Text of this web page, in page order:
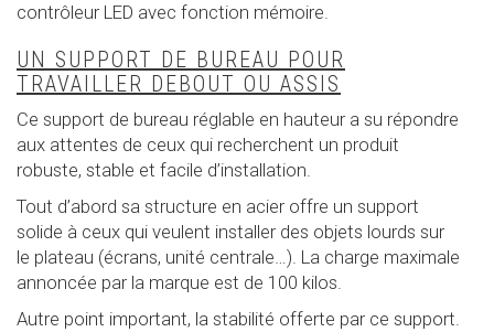
contrôleur LED avec fonction mémoire.
UN SUPPORT DE BUREAU POUR
TRAVAILLER DEBOUT OU ASSIS
Ce support de bureau réglable en hauteur a su répondre
aux attentes de ceux qui recherchent un produit
robuste, stable et facile d’installation.
Tout d’abord sa structure en acier offre un support
solide à ceux qui veulent installer des objets lourds sur
le plateau (écrans, unité centrale…). La charge maximale
annoncée par la marque est de 100 kilos.
Autre point important, la stabilité offerte par ce support.